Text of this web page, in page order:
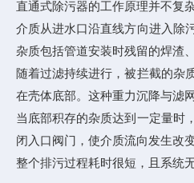
直通式除污器的工作原理并不复
介质从进水口沿直线方向进入除
杂质包括管道安装时残留的焊渣
随着过滤持续进行，被拦截的杂
在壳体底部。这种重力沉降与滤
当底部积存的杂质达到一定量时
闭入口阀门，使介质流向发生改
整个排污过程耗时很短，且系统